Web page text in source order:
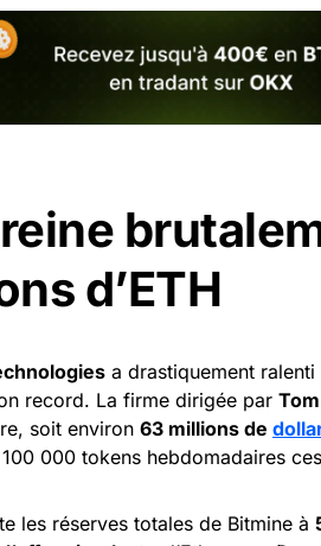
d’ETH
a drastiquement ralenti
record. La firme dirigée par
soit environ 63 millions de
000 tokens hebdomadaires
les réserves totales de Bitmine à